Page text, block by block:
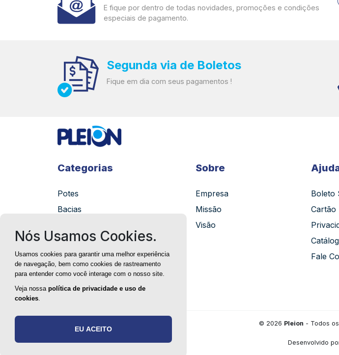
E fique por dentro de todas novidades, promoções e condições
especiais de pagamento.
Segunda via de Boletos
Fique em dia com seus pagamentos !
Categorias
Potes
Bacias
Caixas
Organizadores
Lixeiras
Kits
Sobre
Empresa
Missão
Visão
Boleto
Cartão
Fale
© 2026 Pleion - Todos
Desenvolvido
Nós Usamos Cookies.
Usamos cookies para garantir uma melhor experiência
de navegação, bem como cookies de rastreamento
para entender como você interage com o nosso site.
Veja nossa política de privacidade e uso de
cookies.
EU ACEITO